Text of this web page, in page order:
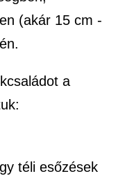
(akár 15 cm -
a
téli esőzések